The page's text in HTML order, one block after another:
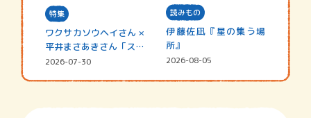
特集
ワクサカソウヘイさん ×
平井まさあきさん「スペ
シャ…
2026-07-30
読みもの
伊藤佐凪『星の集う場
所』
2026-08-05